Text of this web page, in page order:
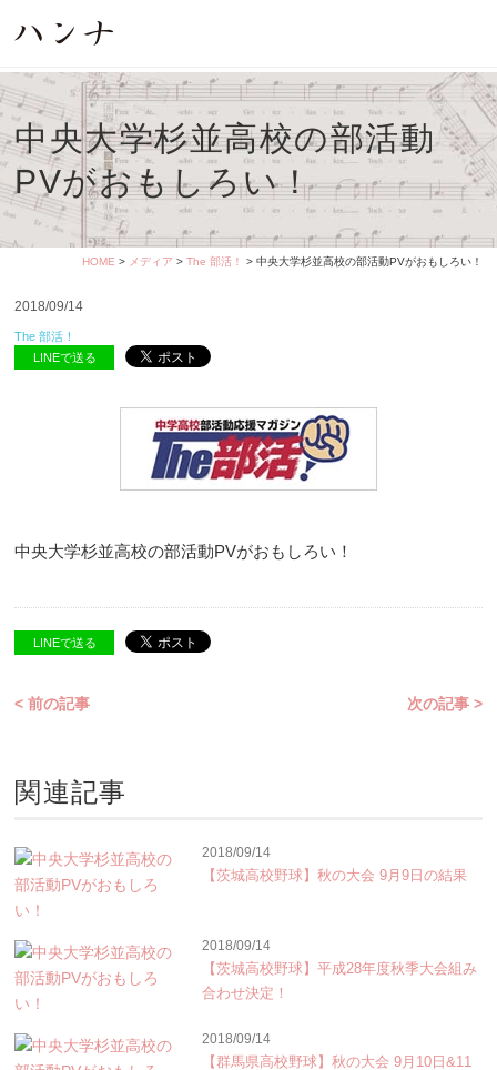
中央大学杉並高校の部活動
PVがおもしろい！
HOME > メディア > The 部活！ > 中央大学杉並高校の部活動PVがおもしろい！
2018/09/14
The 部活！
LINEで送る
中央大学杉並高校の部活動PVがおもしろい！
LINEで送る
< 前の記事 次の記事 >
関連記事
2018/09/14
【茨城高校野球】秋の大会 9月9日の結果
2018/09/14
【茨城高校野球】平成28年度秋季大会組み
合わせ決定！
2018/09/14
【群馬県高校野球】秋の大会 9月10日&11